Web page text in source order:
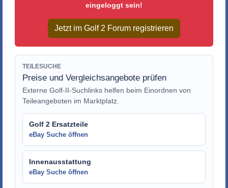
eingeloggt sein!
Jetzt im Golf 2 Forum registrieren
TEILESUCHE
Preise und Vergleichsangebote prüfen
Externe Golf-II-Suchlinks helfen beim Einordnen von
Teileangeboten im Marktplatz.
Golf 2 Ersatzteile
eBay Suche öffnen
Innenausstattung
eBay Suche öffnen